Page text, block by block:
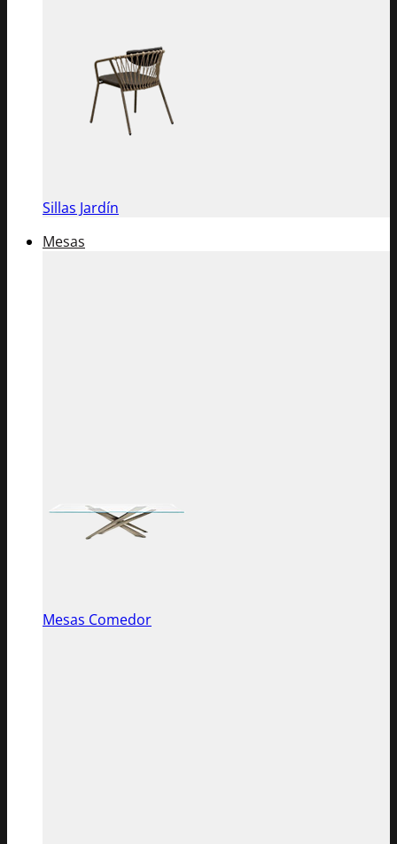
Sillas Jardín
Mesas
Mesas Comedor